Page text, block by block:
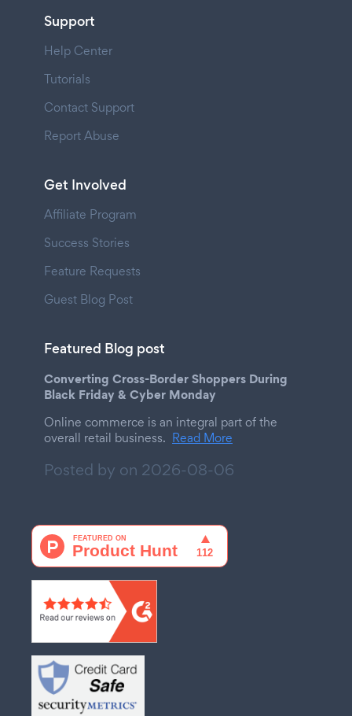
Support
Help Center
Tutorials
Contact Support
Report Abuse
Get Involved
Affiliate Program
Success Stories
Feature Requests
Guest Blog Post
Featured Blog post
Converting Cross-Border Shoppers During
Black Friday & Cyber Monday
Online commerce is an integral part of the
overall retail business. Read More
Posted by on 2026-08-06